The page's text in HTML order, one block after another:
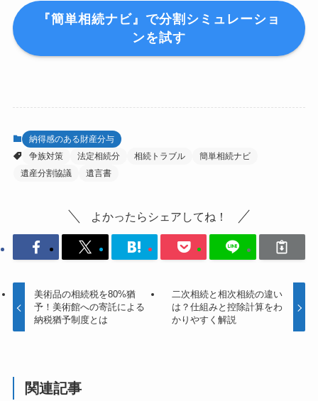
『簡単相続ナビ』で分割シミュレーショ
ンを試す
納得感のある財産分与
争族対策
法定相続分 相続トラブル
簡単相続ナビ
遺産分割協議
遺言書
よかったらシェアしてね！
美術品の相続税を80%猶
予！美術館への寄託による
納税猶予制度とは
二次相続と相次相続の違い
は？仕組みと控除計算をわ
かりやすく解説
関連記事